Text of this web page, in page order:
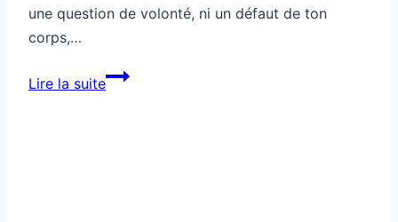
une question de volonté, ni un défaut de ton
corps,…
Lire la suiteTon